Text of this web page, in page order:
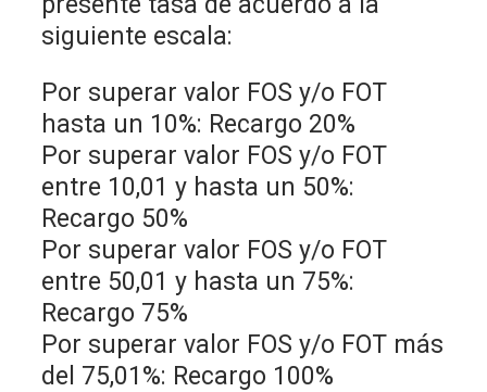
siguiente escala:
Por superar valor FOS y/o FOT
hasta un 10%: Recargo 20%
Por superar valor FOS y/o FOT
entre 10,01 y hasta un 50%:
Recargo 50%
Por superar valor FOS y/o FOT
entre 50,01 y hasta un 75%:
Recargo 75%
Por superar valor FOS y/o FOT más
del 75,01%: Recargo 100%